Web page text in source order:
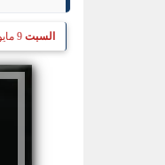
السبت 9 مايو 2026